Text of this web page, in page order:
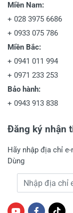
Miền Nam:
+ 028 3975 6686
+ 0933 075 786
Miền Bắc:
+ 0941 011 994
+ 0971 233 253
Bảo hành:
+ 0943 913 838
Đăng ký nhận
Hãy nhập địa chỉ
Dùng
Địa chỉ e-mail